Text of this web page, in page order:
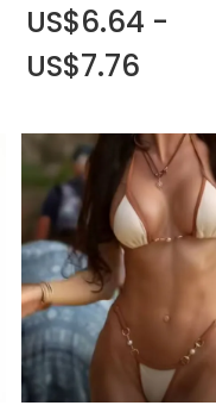
US$6.64 -
US$7.76